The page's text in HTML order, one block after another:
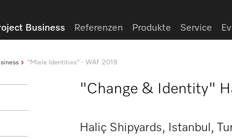
"Miele Identities" - WAF 2018
"Change & Identity"
Haliç Shipyards, Istanbul,
Business Referenzen Produkte Service